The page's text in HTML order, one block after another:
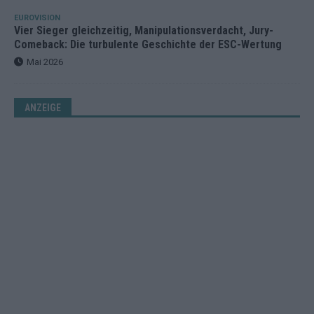
EUROVISION
Vier Sieger gleichzeitig, Manipulationsverdacht, Jury-
Comeback: Die turbulente Geschichte der ESC-Wertung
Mai 2026
ANZEIGE